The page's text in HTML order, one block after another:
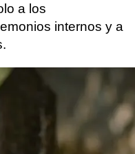
a los
internos y a